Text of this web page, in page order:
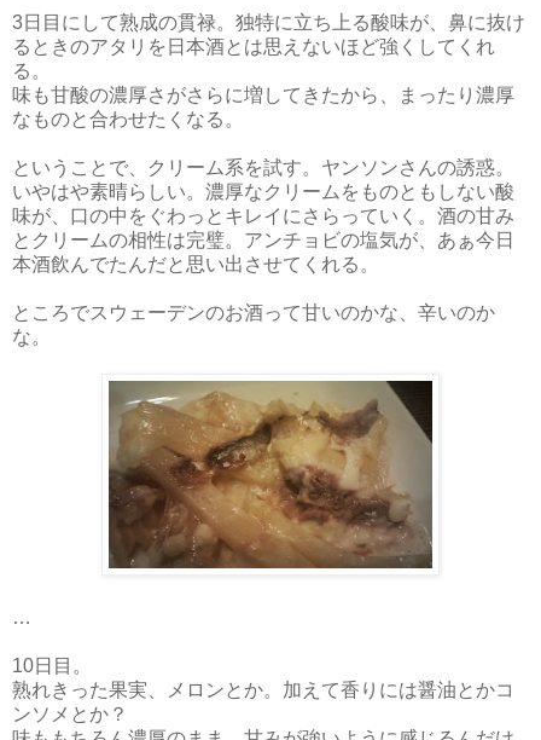
3日目にして熟成の貫禄。独特に立ち上る酸味が、鼻に抜け
るときのアタリを日本酒とは思えないほど強くしてくれ
る。
味も甘酸の濃厚さがさらに増してきたから、まったり濃厚
なものと合わせたくなる。
ということで、クリーム系を試す。ヤンソンさんの誘惑。
いやはや素晴らしい。濃厚なクリームをものともしない酸
味が、口の中をぐわっとキレイにさらっていく。酒の甘み
とクリームの相性は完璧。アンチョビの塩気が、あぁ今日
本酒飲んでたんだと思い出させてくれる。
ところでスウェーデンのお酒って甘いのかな、辛いのか
な。
…
10日目。
熟れきった果実、メロンとか。加えて香りには醤油とかコ
ンソメとか？